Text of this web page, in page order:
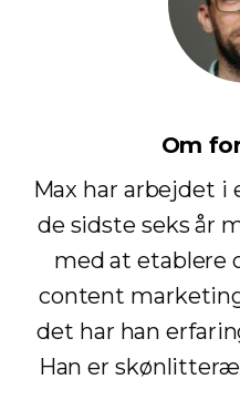
Om
Max har arbejdet i
de sidste seks år
med at etablere
content
det har han
Han er